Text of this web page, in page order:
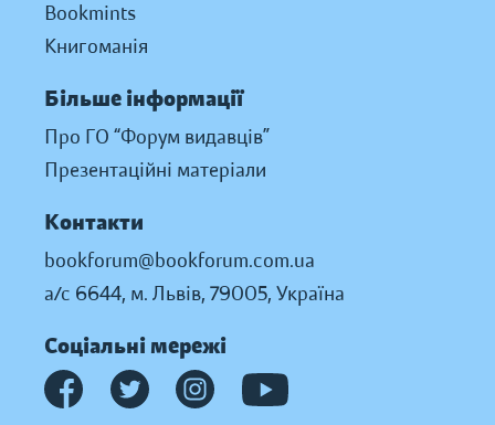
Bookmints
Книгоманія
Більше інформації
Про ГО “Форум видавців”
Презентаційні матеріали
Контакти
bookforum@bookforum.com.ua
а/с 6644, м. Львів, 79005, Україна
Соціальні мережі